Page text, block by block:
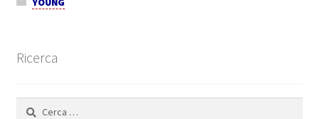
Ricerca
Ricerca